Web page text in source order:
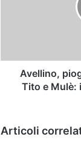
i
dettagliAvellino,
Tito e Mulè:
Articoli